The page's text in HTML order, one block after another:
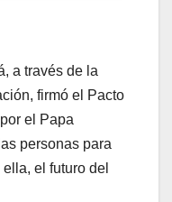
a través de la
firmó el Pacto
el Papa
personas para
el futuro del